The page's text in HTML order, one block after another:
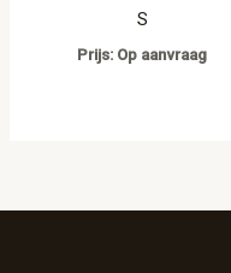
S
Prijs: Op aanvraag